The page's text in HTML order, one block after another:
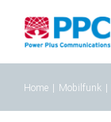
content
Home Mobilfunk